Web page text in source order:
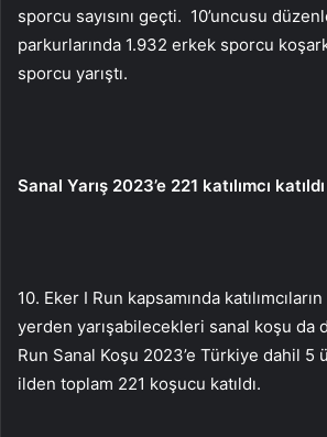
sporcu sayısını geçti. 10’uncusu
parkurlarında 1.932 erkek sporcu
sporcu yarıştı.
Sanal Yarış 2023’e 221 katılımcı katıldı
10. Eker I Run kapsamında
yerden yarışabilecekleri sanal koşu da
Run Sanal Koşu 2023’e Türkiye dahil 5
ilden toplam 221 koşucu katıldı.